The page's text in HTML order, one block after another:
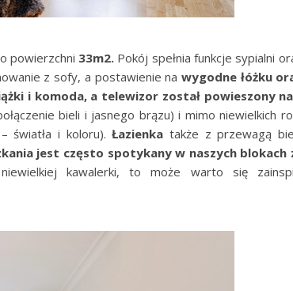
o powierzchni 33m2. Pokój spełnia funkcje sypialni
z sofy, a postawienie na wygodne łóżku
i komoda, a telewizor został powieszony
bieli i jasnego brązu) i mimo niewielkich
światła i koloru).Łazienka także z przewagą
jest często spotykany w naszych blokach
kawalerki, to może warto się